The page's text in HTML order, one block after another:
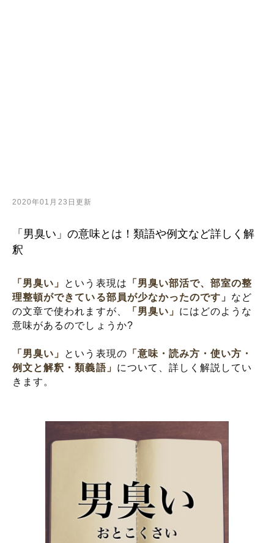
2020年01月23日更新
「男臭い」の意味とは！類語や例文など詳しく解
釈
「男臭い」 という表現は
「男臭い部活で、部室の整
理整頓ができている部員が少なかったのです」 など
の文章で使われますが、
「男臭い」 にはどのような
意味があるのでしょうか?
「男臭い」 という表現の 「意味・読み方・使い方・
例文と解釈・類義語」 について、詳しく解説してい
きます。